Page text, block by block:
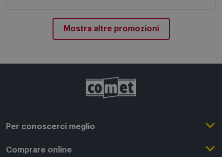
Mostra altre promozioni
Per conoscerci meglio
Il Gruppo Comet
Comprare online